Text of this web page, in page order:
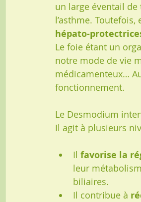
un large éventail
l’asthme.
hépato-
Le foie étant un
notre mode de vie
médicamenteux…
fonctionnement.
Le Desmodium
Il agit à plusieurs
Il favorise la
leur
biliaires.
Il contribue à